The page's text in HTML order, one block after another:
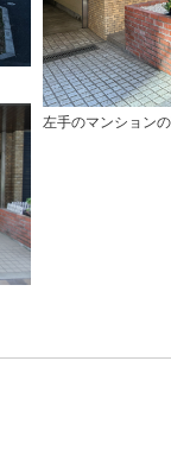
左手のマンションの